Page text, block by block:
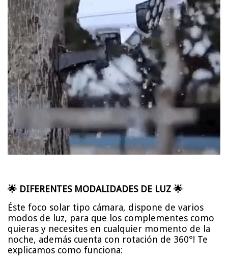
🌟 DIFERENTES MODALIDADES DE LUZ 🌟
Éste foco solar tipo cámara, dispone de varios
modos de luz, para que los complementes como
quieras y necesites en cualquier momento de la
noche, además cuenta con rotación de 360°! Te
explicamos como funciona: